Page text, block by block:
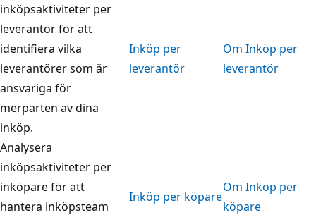
inköpsaktiviteter per
leverantör för att
identifiera vilka
leverantörer som är
ansvariga för
merparten av dina
inköp.
Inköp per
leverantör
Om Inköp per
leverantör
Analysera
inköpsaktiviteter per
inköpare för att
hantera inköpsteam
Inköp per köpare
Om Inköp per
köpare